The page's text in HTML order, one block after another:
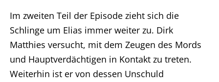
Im zweiten Teil der Episode zieht sich die
Schlinge um Elias immer weiter zu. Dirk
Matthies versucht, mit dem Zeugen des Mords
und Hauptverdächtigen in Kontakt zu treten.
Weiterhin ist er von dessen Unschuld